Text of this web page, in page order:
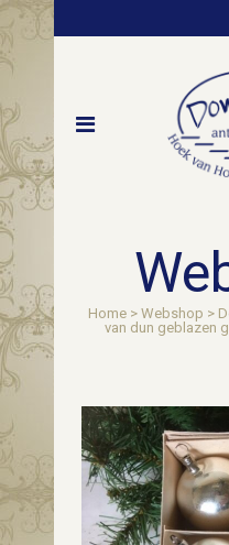
Home> Webshop >
van dun geblazen